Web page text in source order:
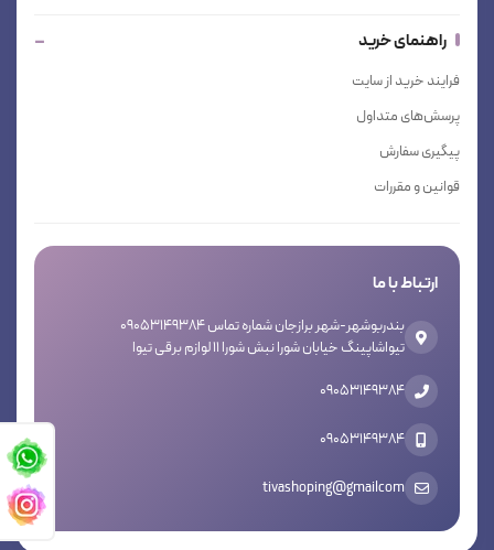
راهنمای خرید
فرایند خرید از سایت
پرسش‌های متداول
پیگیری سفارش
قوانین و مقررات
ارتباط با ما
بندربوشهر-شهر برازجان شماره تماس 09053149384
تیواشاپینگ خیابان شورا نبش شورا 11 لوازم برقی تیوا
09053149384
09053149384
tivashoping@gmailcom